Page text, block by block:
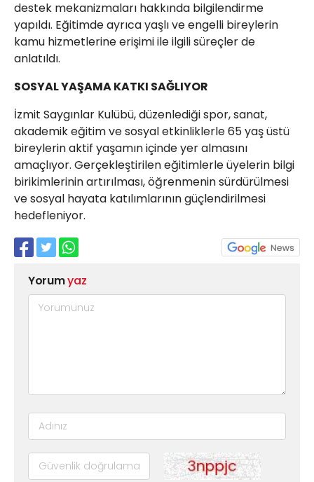
destek mekanizmaları hakkında bilgilendirme
yapıldı. Eğitimde ayrıca yaşlı ve engelli bireylerin
kamu hizmetlerine erişimi ile ilgili süreçler de
anlatıldı.
SOSYAL YAŞAMA KATKI SAĞLIYOR
İzmit Saygınlar Kulübü, düzenlediği spor, sanat,
akademik eğitim ve sosyal etkinliklerle 65 yaş üstü
bireylerin aktif yaşamın içinde yer almasını
amaçlıyor. Gerçekleştirilen eğitimlerle üyelerin bilgi
birikimlerinin artırılması, öğrenmenin sürdürülmesi
ve sosyal hayata katılımlarının güçlendirilmesi
hedefleniyor.
Yorumyaz